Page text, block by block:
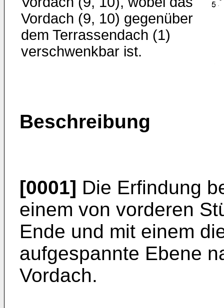
Vordach (9, 10) gegenüber
dem Terrassendach (1)
verschwenkbar ist.
Beschreibung
[0001] Die Erfindung
einem von vorderen
Ende und mit einem
aufgespannte Ebene
Vordach.